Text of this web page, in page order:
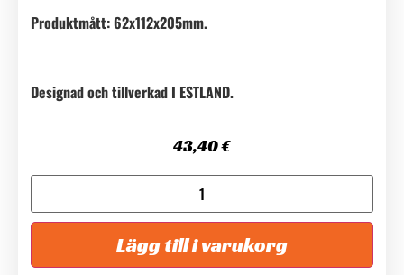
Produktmått: 62x112x205mm.
Designad och tillverkad I ESTLAND.
43,40€
Lägg till i varukorg